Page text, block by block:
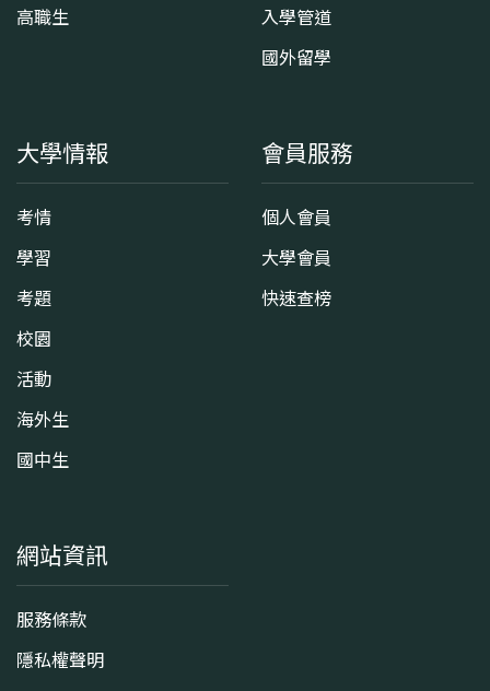
高職生
入學管道
國外留學
大學情報
考情
學習
考題
校園
活動
海外生
國中生
會員服務
個人會員
大學會員
快速查榜
網站資訊
服務條款
隱私權聲明